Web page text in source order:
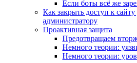
Если боты всё же
Как закрыть доступ к
администратору
Проактивная защита
Предотвращаем
Немного теории:
Немного теории: